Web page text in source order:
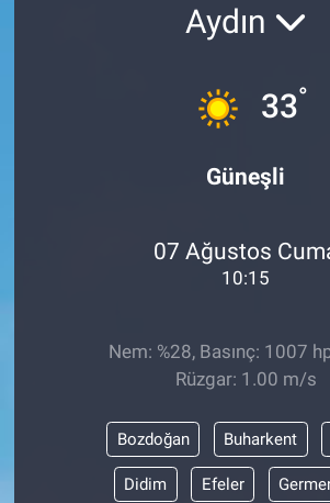
Aydın
33°
Güneşli
07 Ağustos
10:15
Nem: %28, Basınç: 1007
Rüzgar: 1.00 m/s
Bozdoğan Buharkent
Didim Efeler